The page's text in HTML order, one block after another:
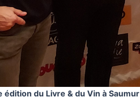
édition du Livre & du Vin à Saumur